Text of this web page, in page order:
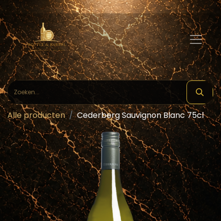
Alle producten Cederberg Sauvignon Blanc 75cl